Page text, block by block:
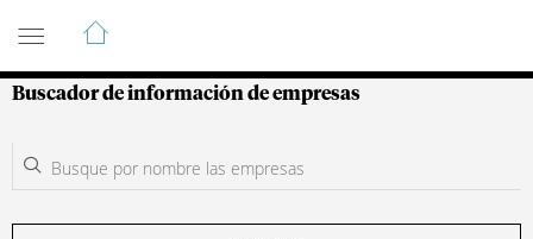
Guía de Empresas Colombianas
Buscador de información de empresas